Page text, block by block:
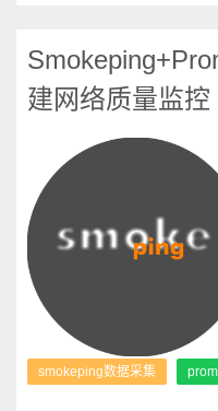
建网络质量监控
smokeping数据采集